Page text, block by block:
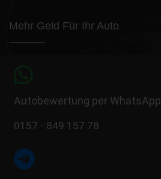
Mehr Geld Für Ihr Auto
Autobewertung per WhatsApp
0157 - 849 157 78